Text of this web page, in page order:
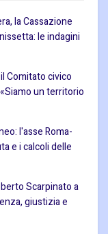
la Cassazione
le indagini
Comitato civico
un territorio
l'asse Roma-
e i calcoli delle
Scarpinato a
giustizia e